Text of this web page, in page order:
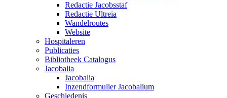
Redactie Jacobsstaf
Redactie Ultreia
Wandelroutes
Website
Hospitaleren
Publicaties
Bibliotheek Catalogus
Jacobalia
Jacobalia
Inzendformulier Jacobalium
Geschiedenis